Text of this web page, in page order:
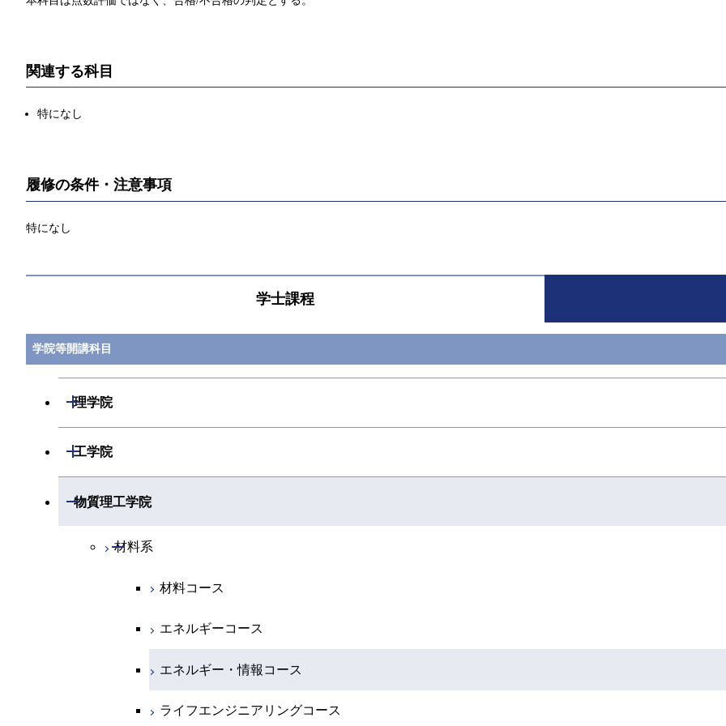
関連する科目
特になし
履修の条件・注意事項
特になし
学士課程
学院等開講科目
理学院
開閉
工学院
開閉
機械系
開閉
エネルギーコース
エネルギー・情報コース
エンジニアリングデザインコース
ライフエンジニアリングコース
システム制御系
システム制御コース
エンジニアリングデザインコース
人間医療科学技術コース
超スマート社会卓越コース
電気電子系
電気電子コース
エネルギーコース
エネルギー・情報コース
情報通信系
情報通信コース
エンジニアリングデザインコース
経営工学コース
専門科目
物質理工学院
開閉
材料系
開閉
材料コース
エネルギーコース
エネルギー・情報コース
ライフエンジニアリングコース